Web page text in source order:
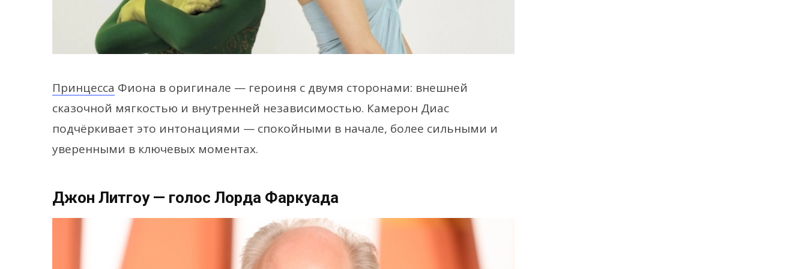
Принцесса Фиона в оригинале — героиня с двумя сторонами: внешней
сказочной мягкостью и внутренней независимостью. Камерон Диас
подчёркивает это интонациями — спокойными в начале, более сильными и
уверенными в ключевых моментах.
Джон Литгоу — голос Лорда Фаркуада